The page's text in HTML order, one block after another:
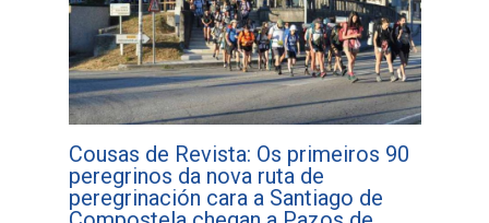
Cousas de Revista: Os primeiros 90
peregrinos da nova ruta de
peregrinación cara a Santiago de